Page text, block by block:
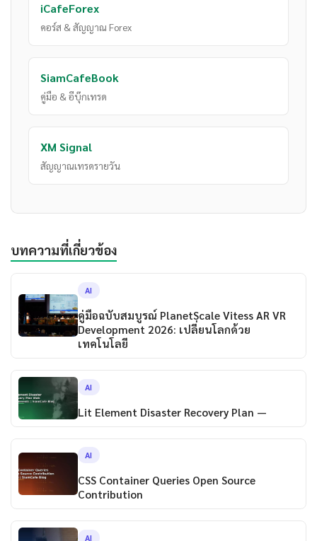
iCafeForex
คอร์ส & สัญญาณ Forex
SiamCafeBook
คู่มือ & อีบุ๊กเทรด
XM Signal
สัญญาณเทรดรายวัน
บทความที่เกี่ยวข้อง
AI
คู่มือฉบับสมบูรณ์ PlanetScale Vitess AR VR
Development 2026: เปลี่ยนโลกด้วย
เทคโนโลยี
AI
Lit Element Disaster Recovery Plan —
AI
CSS Container Queries Open Source
Contribution
AI